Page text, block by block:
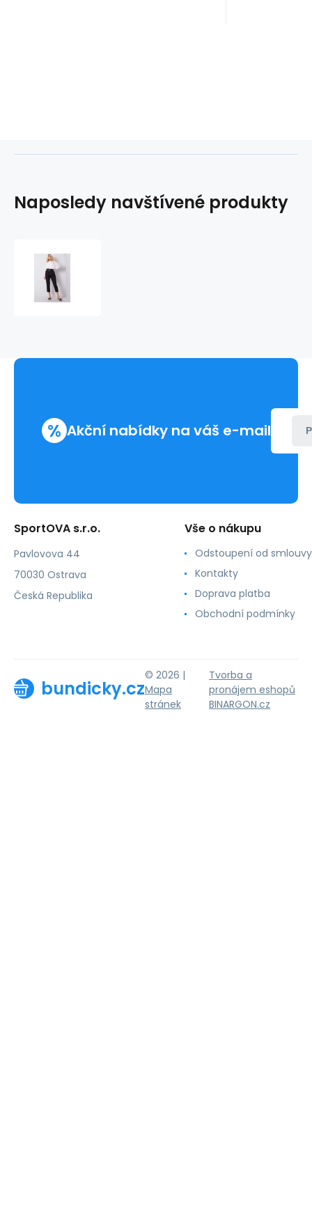
Naposledy navštívené produkty
% Akční nabídky na váš e-mail
SportOVA s.r.o.
Pavlovova 44
70030 Ostrava
Česká Republika
Vše o nákupu
Odstoupení od smlouvy
Kontakty
Doprava platba
Obchodní podmínky
bundicky.cz
© 2026 |
Mapa
stránek
Tvorba a
pronájem eshopů
BINARGON.cz